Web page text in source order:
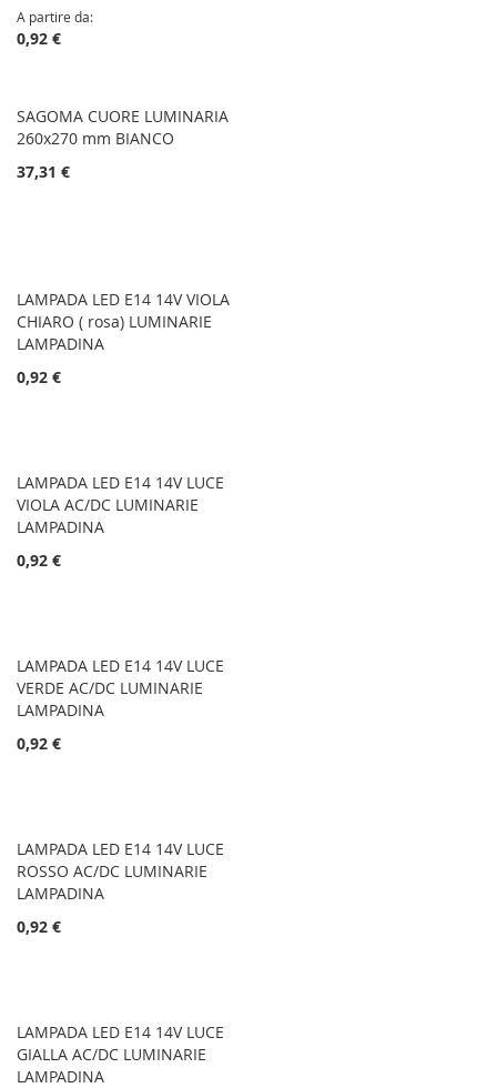
A partire da
0,92 €
SAGOMA CUORE LUMINARIA
260x270 mm BIANCO
37,31 €
LAMPADA LED E14 14V VIOLA
CHIARO ( rosa) LUMINARIE
LAMPADINA
0,92 €
LAMPADA LED E14 14V LUCE
VIOLA AC/DC LUMINARIE
LAMPADINA
0,92 €
LAMPADA LED E14 14V LUCE
VERDE AC/DC LUMINARIE
LAMPADINA
0,92 €
LAMPADA LED E14 14V LUCE
ROSSO AC/DC LUMINARIE
LAMPADINA
0,92 €
LAMPADA LED E14 14V LUCE
GIALLA AC/DC LUMINARIE
LAMPADINA